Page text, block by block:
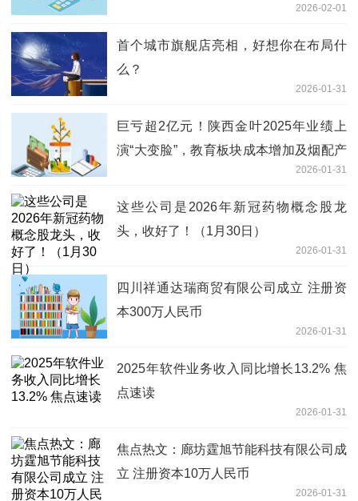
2026-02-01
首个城市旗舰店亮相，好想你在布局什
么？
2026-01-31
巨亏超2亿元！陕西金叶2025年业绩上
演“大变脸”，教育板块成本增加及烟配产
业竞争加剧致经营承压 今日热文2026-01-31
这些公司是2026年新冠药物概念股龙
头，收好了！（1月30日）
2026-01-31
四川祥通达瑞商贸有限公司成立 注册资
本300万人民币
2026-01-31
2025年软件业务收入同比增长13.2% 焦
点速读
2026-01-31
焦点热文：廊坊霆旭节能科技有限公司成
立 注册资本10万人民币
2026-01-31